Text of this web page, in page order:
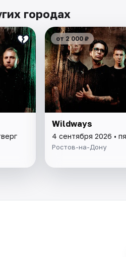
городах
от 2 000 ₽
Wildways
4 сентября 2026 •
Ростов-на-Дону